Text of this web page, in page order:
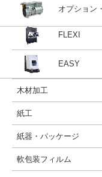
INFINITY
FLEXI
EASY
オプション
アクリルグッズ
金属・薄板金属
建材・家具製作・木工
木材加工
紙工
紙器・パッケージ
軟包装フィルム
ヘビー
使いやすさ